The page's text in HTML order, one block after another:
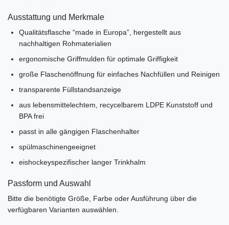
Ausstattung und Merkmale
Qualitätsflasche “made in Europa”, hergestellt aus
nachhaltigen Rohmaterialien
ergonomische Griffmulden für optimale Griffigkeit
große Flaschenöffnung für einfaches Nachfüllen und Reinigen
transparente Füllstandsanzeige
aus lebensmittelechtem, recycelbarem LDPE Kunststoff und
BPA frei
passt in alle gängigen Flaschenhalter
spülmaschinengeeignet
eishockeyspezifischer langer Trinkhalm
Passform und Auswahl
Bitte die benötigte Größe, Farbe oder Ausführung über die
verfügbaren Varianten auswählen.